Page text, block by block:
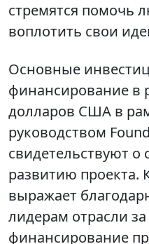
стремятся помочь
воплотить свои
Основные
финансирование в
долларов США в
руководством
свидетельствуют о
развитию проекта.
выражает
лидерам отрасли
финансирование